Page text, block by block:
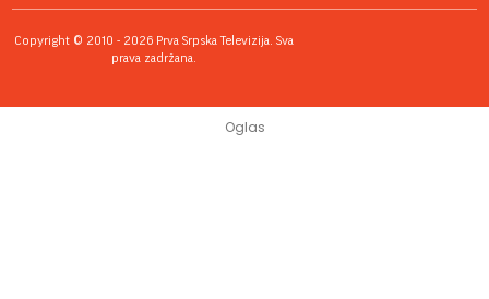
Copyright © 2010 - 2026 Prva Srpska Televizija. Sva
prava zadržana.